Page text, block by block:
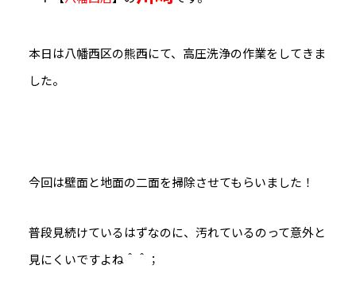
本日は八幡西区の熊西にて、高圧洗浄の作業をしてきま
した。
今回は壁面と地面の二面を掃除させてもらいました！
普段見続けているはずなのに、汚れているのって意外と
見にくいですよね＾＾；